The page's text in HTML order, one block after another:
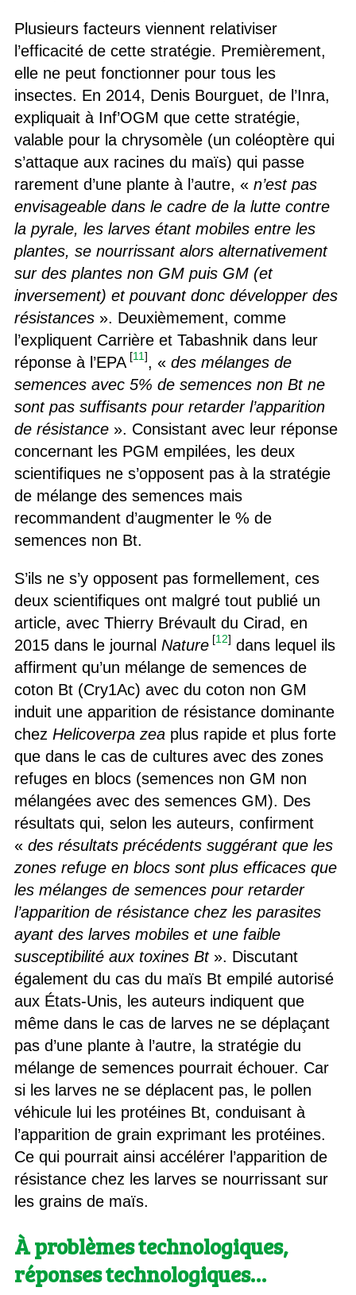
Plusieurs facteurs viennent relativiser
l’efficacité de cette stratégie. Premièrement,
elle ne peut fonctionner pour tous les
insectes. En 2014, Denis Bourguet, de l’Inra,
expliquait à Inf’OGM que cette stratégie,
valable pour la chrysomèle (un coléoptère qui
s’attaque aux racines du maïs) qui passe
rarement d’une plante à l’autre, « n’est pas
envisageable dans le cadre de la lutte contre
la pyrale, les larves étant mobiles entre les
plantes, se nourrissant alors alternativement
sur des plantes non GM puis GM (et
inversement) et pouvant donc développer des
résistances». Deuxièmement, comme
l’expliquent Carrière et Tabashnik dans leur
réponse à l’EPA [11], « des mélanges de
semences avec 5% de semences non Bt ne
sont pas suffisants pour retarder l’apparition
de résistance». Consistant avec leur réponse
concernant les PGM empilées, les deux
scientifiques ne s’opposent pas à la stratégie
de mélange des semences mais
recommandent d’augmenter le % de
semences non Bt.
S’ils ne s’y opposent pas formellement, ces
deux scientifiques ont malgré tout publié un
article, avec Thierry Brévault du Cirad, en
2015 dans le journal Nature [12] dans lequel ils
affirment qu’un mélange de semences de
coton Bt (Cry1Ac) avec du coton non GM
induit une apparition de résistance dominante
chez Helicoverpa zeaplus rapide et plus forte
que dans le cas de cultures avec des zones
refuges en blocs (semences non GM non
mélangées avec des semences GM). Des
résultats qui, selon les auteurs, confirment
« des résultats précédents suggérant que les
zones refuge en blocs sont plus efficaces que
les mélanges de semences pour retarder
l’apparition de résistance chez les parasites
ayant des larves mobiles et une faible
susceptibilité aux toxines Bt». Discutant
également du cas du maïs Bt empilé autorisé
aux États-Unis, les auteurs indiquent que
même dans le cas de larves ne se déplaçant
pas d’une plante à l’autre, la stratégie du
mélange de semences pourrait échouer. Car
si les larves ne se déplacent pas, le pollen
véhicule lui les protéines Bt, conduisant à
l’apparition de grain exprimant les protéines.
Ce qui pourrait ainsi accélérer l’apparition de
résistance chez les larves se nourrissant sur
les grains de maïs.
À problèmes technologiques,
réponses technologiques…